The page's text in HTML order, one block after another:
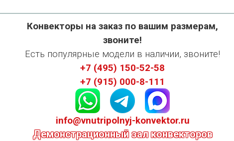
Конвекторы на заказ по вашим размерам,
звоните!
Есть популярные модели в наличии, звоните!
+7 (495) 150-52-58
+7 (915) 000-8-111
info@vnutripolnyj-konvektor.ru
Демонстрационный зал конвекторов